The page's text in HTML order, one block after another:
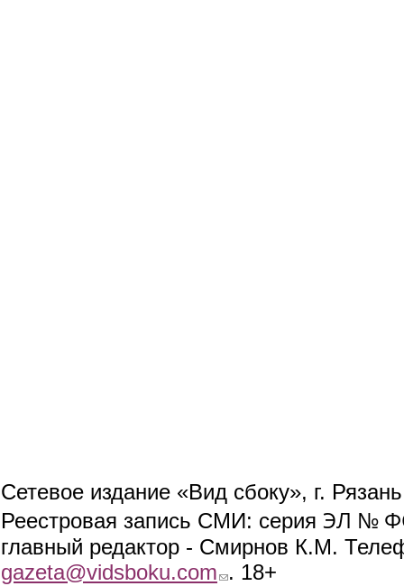
Сетевое издание «Вид сбоку», г.
Реестровая запись СМИ: серия ЭЛ №
главный редактор - Смирнов К.М.
gazeta@vidsboku.com (link sends e-mail)
. 18+